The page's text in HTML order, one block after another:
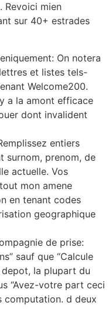
Revoici mien
sur 40+ estrades
On notera
et listes tels-
Welcome200.
a la amont efficace
dont invalident
entiers
surnom, prenom, de
actuelle. Vos
mon amene
en tenant codes
geographique
de prise:
sauf que “Calcule
la plupart du
“Avez-votre part ceci
computation. d deux